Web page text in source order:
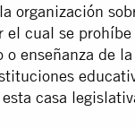
organización
el cual se prohíbe
enseñanza de
casa